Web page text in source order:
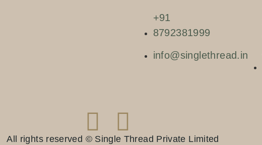
+91
8792381999
info@singlethread.in
All rights reserved © Single Thread Private Limited